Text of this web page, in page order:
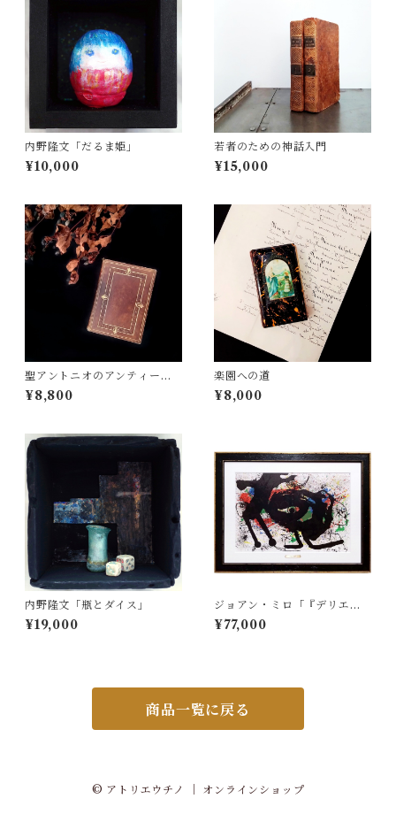
内野隆文「だるま姫」
¥10,000
若者のための神話入門
¥15,000
聖アントニオのアンティーク
祈祷書
¥8,800
楽園への道
¥8,000
内野隆文「瓶とダイス」
¥19,000
ジョアン・ミロ「『デリエー
ル・ル・ミロワール no.203』
より ソブレティクシム Pl.
¥77,000
商品一覧に戻る
© アトリエウチノ ｜ オンラインショップ